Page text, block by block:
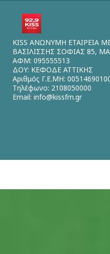
KISS ΑΝΩΝΥΜΗ ΕΤΑΙΡΕΙΑ
ΒΑΣΙΛΙΣΣΗΣ ΣΟΦΙΑΣ 85,
ΑΦΜ: 095555513
ΔΟΥ: ΚΕΦΟΔΕ ΑΤΤΙΚΗΣ
Αριθμός Γ.Ε.ΜΗ:
Τηλέφωνο: 2108050000
Email: info@kissfm.gr